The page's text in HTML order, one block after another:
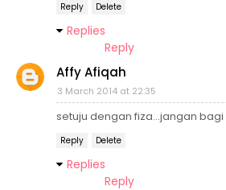
Reply Delete
Replies
Reply
Affy Afiqah
3 March 2014 at 22:35
setuju dengan fiza...jangan
Reply Delete
Replies
Reply